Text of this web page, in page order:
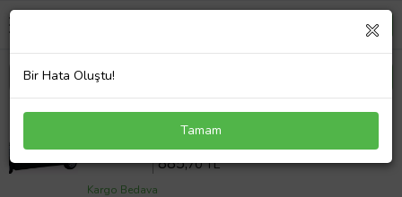
Honda Civic 2002-2006 Vtec2 Krom Cam Çıtası 4
Kapı 4 Parça P.ÇelikSepette %14 İndirim
885,70 TL
Kargo Bedava
Bir Hata Oluştu!
Tamam